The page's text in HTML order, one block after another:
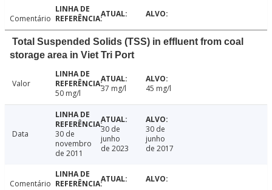
Comentário
Total Suspended Solids (TSS) in effluent from coal
storage area in Viet Tri Port
Valor
50 mg/l
37 mg/l 45 mg/l
Data
30 de
novembro
de 2011
30 de
junho
de 2023
30 de
junho
de 2017
Comentário